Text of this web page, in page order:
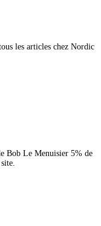
les articles chez Nordic
Bob Le Menuisier 5% de